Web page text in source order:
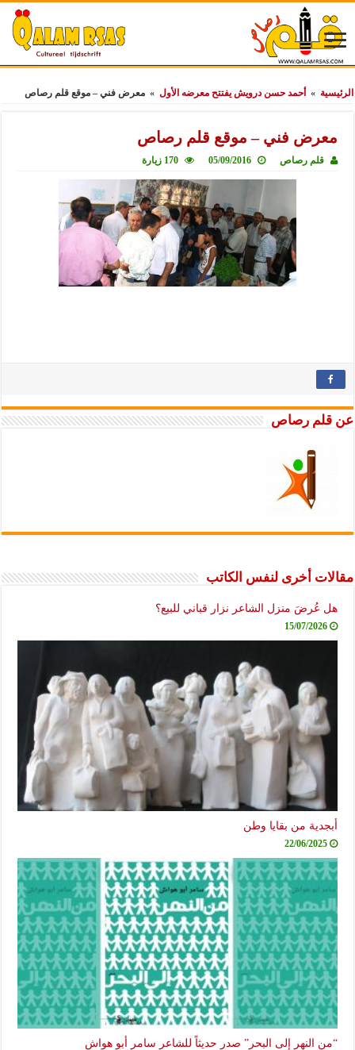
الرئيسية » أحمد حسن درويش يفتتح معرضه الأول » معرض فني – موقع قلم رصاص
معرض فني – موقع قلم رصاص
قلم رصاص 05/09/2016 170 زيارة
عن قلم رصاص
مقالات أخرى لنفس الكاتب
هل عُرضَ منزل الشاعر نزار قباني للبيع؟
15/07/2026
أبجدية من بقايا وطن
22/06/2025
“من النهر إلى البحر” صدر حديثاً للشاعر سامر أبو هواش